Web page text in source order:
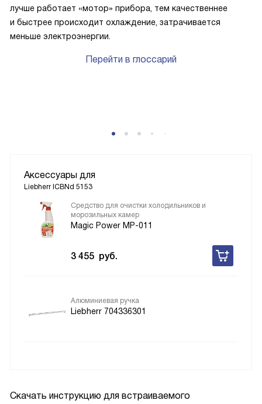
Скачать инструкцию для встраиваемого
лучше работает «мотор» прибора, тем качественнее
и быстрее происходит охлаждение, затрачивается
меньше электроэнергии.
Перейти в глоссарий
Аксессуары для
Liebherr ICBNd 5153
Средство для очистки холодильников и
морозильных камер
Magic Power MP-011
3 455 руб.
Алюминиевая ручка
Liebherr 704336301